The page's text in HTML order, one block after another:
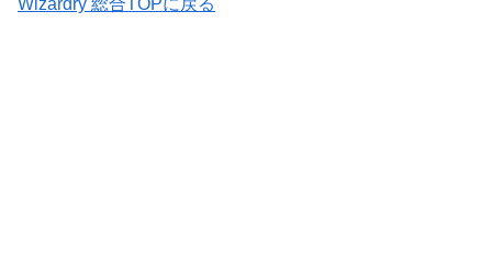
Wizardry 総合TOPに戻る